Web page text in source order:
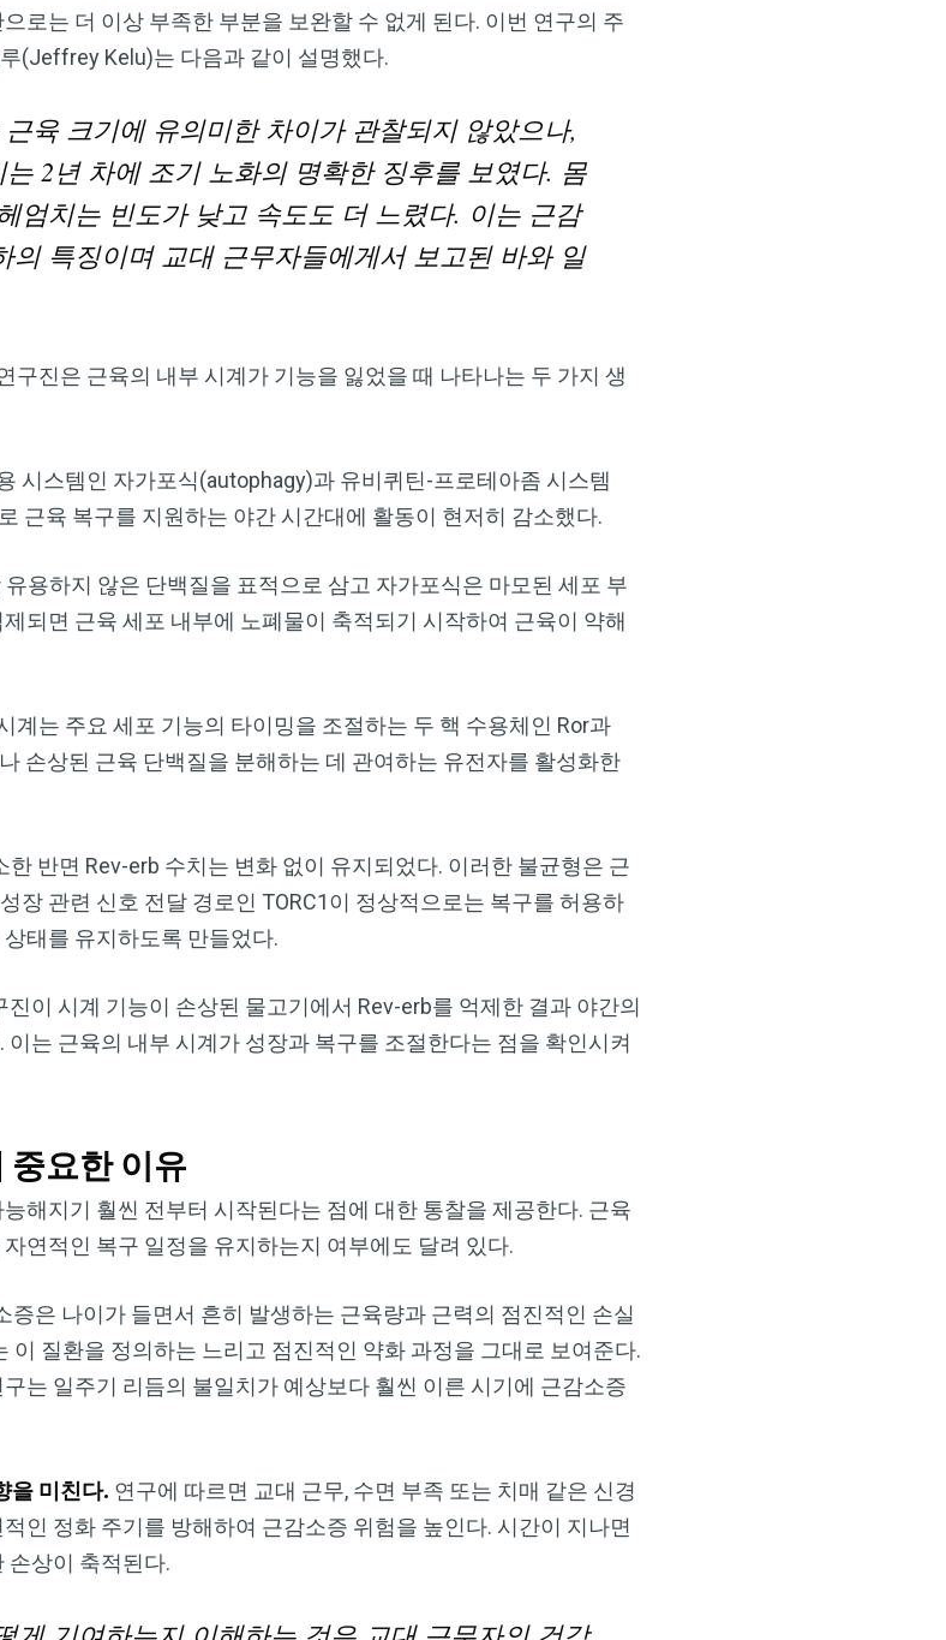
로는 더 이상 부족한 부분을 보완할 수 없게 된다. 이번 연구의 주
(Jeffrey Kelu)는 다음과 같이 설명했다.
육 크기에 유의미한 차이가 관찰되지 않았으나,
2년 차에 조기 노화의 명확한 징후를 보였다. 몸
엄치는 빈도가 낮고 속도도 더 느렸다. 이는 근감
특징이며 교대 근무자들에게서 보고된 바와 일
구진은 근육의 내부 시계가 기능을 잃었을 때 나타나는 두 가지 생
시스템인 자가포식(autophagy)과 유비퀴틴-프로테아좀 시스템
근육 복구를 지원하는 야간 시간대에 활동이 현저히 감소했다.
용하지 않은 단백질을 표적으로 삼고 자가포식은 마모된 세포 부
되면 근육 세포 내부에 노폐물이 축적되기 시작하여 근육이 약해
계는 주요 세포 기능의 타이밍을 조절하는 두 핵 수용체인 Ror과
손상된 근육 단백질을 분해하는 데 관여하는 유전자를 활성화한
반면 Rev-erb 수치는 변화 없이 유지되었다. 이러한 불균형은 근
장 관련 신호 전달 경로인 TORC1이 정상적으로는 복구를 허용하
태를 유지하도록 만들었다.
진이 시계 기능이 손상된 물고기에서 Rev-erb를 억제한 결과 야간의
는 근육의 내부 시계가 성장과 복구를 조절한다는 점을 확인시켜
중요한 이유
해지기 훨씬 전부터 시작된다는 점에 대한 통찰을 제공한다. 근육
연적인 복구 일정을 유지하는지 여부에도 달려 있다.
증은 나이가 들면서 흔히 발생하는 근육량과 근력의 점진적인 손실
이 질환을 정의하는 느리고 점진적인 약화 과정을 그대로 보여준다.
는 일주기 리듬의 불일치가 예상보다 훨씬 이른 시기에 근감소증
을 미친다. 연구에 따르면 교대 근무, 수면 부족 또는 치매 같은 신경
인 정화 주기를 방해하여 근감소증 위험을 높인다. 시간이 지나면
손상이 축적된다.
의 자연 건강 뉴스레터를 무
보 감시 없는 제대로 된 자연 건강 정보를 자유
수 있습니다. Dr. Mercola와 함께 개인정보와 표